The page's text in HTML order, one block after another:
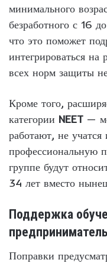
минимального
безработного с 16
что это поможет
интегрироваться
всех норм защиты
Кроме того,
категории NEET —
работают, не учатся
профессиональную
группе будут
34 лет вместо
Поддержка
Поправки